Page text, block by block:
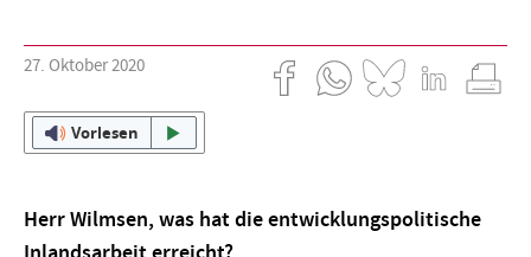
27. Oktober 2020
Vorlesen
Herr Wilmsen, was hat die entwicklungspolitische